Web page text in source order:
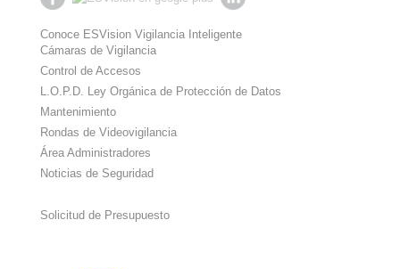
Conoce ESVision Vigilancia Inteligente
Cámaras de Vigilancia
Control de Accesos
L.O.P.D. Ley Orgánica de Protección de Datos
Mantenimiento
Rondas de Videovigilancia
Área Administradores
Noticias de Seguridad
Solicitud de Presupuesto